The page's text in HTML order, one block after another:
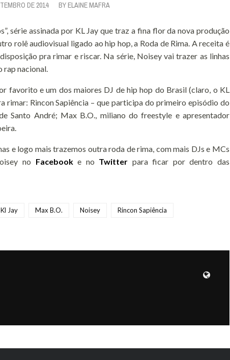
DE 2014 BY ELAINE MAFRA
série assinada por KL Jay que traz a fina flor da nova produção
rolê audiovisual ligado ao hip hop, a Roda de Rima. A receita é
pra rimar e riscar. Na série, Noisey vai trazer as linhas
rap nacional.
favorito e um dos maiores DJ de hip hop do Brasil (claro, o KL
rimar: Rincon Sapiência – que participa do primeiro episódio do
Santo André; Max B.O., miliano do freestyle e apresentador
e logo mais trazemos outra roda de rima, com mais DJs e MCs
no Facebooke no Twitter para ficar por dentro das
Kl Jay Max B.O. Noisey Rincon Sapiência